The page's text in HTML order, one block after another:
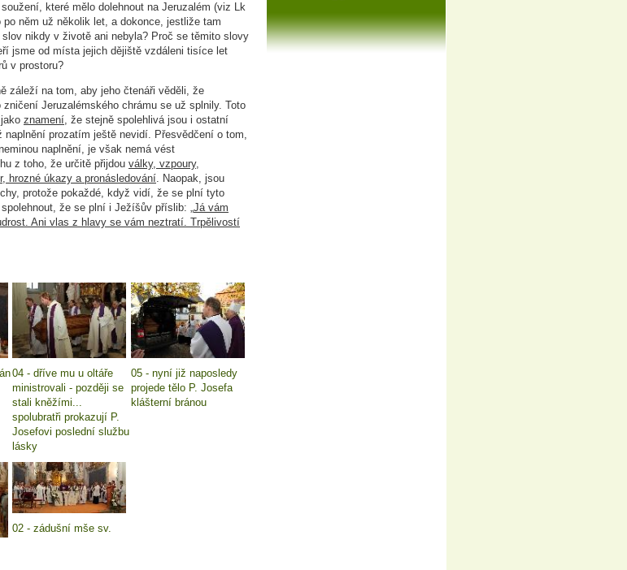
které mělo dolehnout na Jeruzalém (viz Lk
po něm už několik let, a dokonce, jestliže tam
nikdy v životě ani nebyla? Proč se těmito slovy
jsme od místa jejich dějiště vzdáleni tisíce let
v prostoru?
záleží na tom, aby jeho čtenáři věděli, že
Jeruzalémského chrámu se už splnily. Toto
znamení, že stejně spolehlivá jsou i ostatní
prozatím ještě nevidí. Přesvědčení o tom,
naplnění, je však nemá vést
z toho, že určitě přijdou války, vzpoury,
hrozné úkazy a pronásledování. Naopak, jsou
protože pokaždé, když vidí, že se plní tyto
že se plní i Ježíšův příslib: „Já vám
Ani vlas z hlavy se vám neztratí. Trpělivostí
04 - dříve mu u oltáře
ministrovali - později se
stali kněžími...
spolubratři prokazují P.
Josefovi poslední službu
lásky
05 - nyní již naposledy
projede tělo P. Josefa
klášterní bránou
02 - zádušní mše sv.